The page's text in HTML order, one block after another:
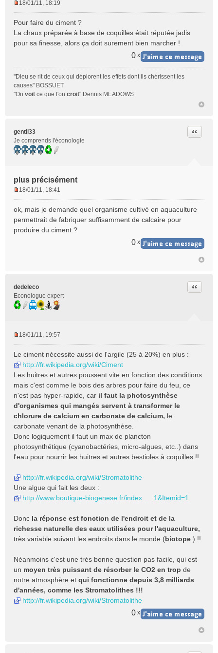
s
s
a
o
n
l
18/01/11, 18:19
Pour faire du ciment ?
La chaux préparée à base de coquilles était réputée jadis
pour sa finesse, alors ça doit surement bien marcher !
0 x
"Dieu se rit de ceux qui déplorent les effets dont ils chérissent les
causes" BOSSUET
"On voit ce que l'on croit" Dennis MEADOWS
gentil33
Je comprends l'éconologie
plus précisément
Citer
s
s
a
l
u
18/01/11, 18:41
ok, mais je demande quel organisme cultivé en aquaculture
permettrait de fabriquer suffisamment de calcaire pour
produire du ciment ?
0 x
dedeleco
Econologue expert
Citer
s
s
a
g
e
n
n
l
u
18/01/11, 19:57
Le ciment nécessite aussi de l'argile (25 à 20%) en plus :
http://fr.wikipedia.org/wiki/Ciment
Les huitres et autres poussent vite en fonction des conditions
mais c'est comme le bois des arbres pour faire du feu, ce
n'est pas hyper-rapide, car il faut la photosynthèse
d'organismes qui mangés servent à transformer le
chlorure de calcium en carbonate de calcium, le
carbonate venant de la photosynthèse.
Donc logiquement il faut un max de plancton
photosynthétique (cyanobactéries, micro-algues, etc..) dans
l'eau pour nourrir les huitres et autres bestioles à coquilles !!
http://fr.wikipedia.org/wiki/Stromatolithe
Une algue qui fait les deux :
http://www.boutique-biogenese.fr/index. ... 1&Itemid=1
Donc la réponse est fonction de l'endroit et de la
richesse naturelle des eaux utilisées pour l'aquaculture,
très variable suivant les endroits dans le monde (biotope ) !!
Néanmoins c'est une très bonne question pas facile, qui est
un moyen très puissant de résorber le CO2 en trop de
notre atmosphère et qui fonctionne depuis 3,8 milliards
d'années, comme les Stromatolithes !!!
http://fr.wikipedia.org/wiki/Stromatolithe
0 x